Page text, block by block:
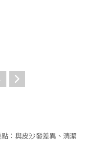
：與皮沙發差異、清潔